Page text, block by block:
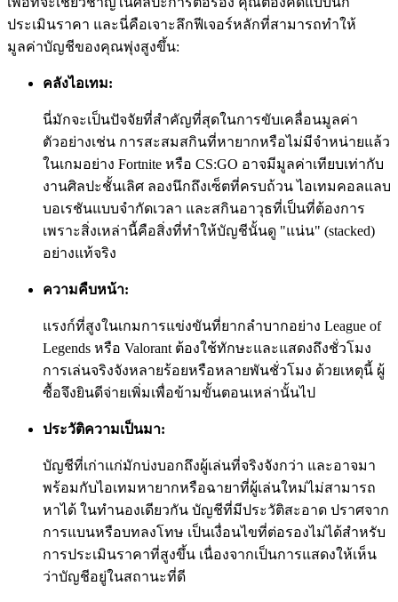
ประเมินราคา และนี่คือเจาะลึกฟีเจอร์หลักที่สามารถทำให้
มูลค่าบัญชีของคุณพุ่งสูงขึ้น:
คลังไอเทม:
นี่มักจะเป็นปัจจัยที่สำคัญที่สุดในการขับเคลื่อนมูลค่า
ตัวอย่างเช่น การสะสมสกินที่หายากหรือไม่มีจำหน่ายแล้ว
ในเกมอย่าง Fortnite หรือ CS:GO อาจมีมูลค่าเทียบเท่ากับ
งานศิลปะชั้นเลิศ ลองนึกถึงเซ็ตที่ครบถ้วน ไอเทมคอลแลบ
บอเรชันแบบจำกัดเวลา และสกินอาวุธที่เป็นที่ต้องการ
เพราะสิ่งเหล่านี้คือสิ่งที่ทำให้บัญชีนั้นดู "แน่น" (stacked)
อย่างแท้จริง
ความคืบหน้า:
แรงก์ที่สูงในเกมการแข่งขันที่ยากลำบากอย่าง League of
Legends หรือ Valorant ต้องใช้ทักษะและแสดงถึงชั่วโมง
การเล่นจริงจังหลายร้อยหรือหลายพันชั่วโมง ด้วยเหตุนี้ ผู้
ซื้อจึงยินดีจ่ายเพิ่มเพื่อข้ามขั้นตอนเหล่านั้นไป
ประวัติความเป็นมา:
บัญชีที่เก่าแก่มักบ่งบอกถึงผู้เล่นที่จริงจังกว่า และอาจมา
พร้อมกับไอเทมหายากหรือฉายาที่ผู้เล่นใหม่ไม่สามารถ
หาได้ ในทำนองเดียวกัน บัญชีที่มีประวัติสะอาด ปราศจาก
การแบนหรือบทลงโทษ เป็นเงื่อนไขที่ต่อรองไม่ได้สำหรับ
การประเมินราคาที่สูงขึ้น เนื่องจากเป็นการแสดงให้เห็น
ว่าบัญชีอยู่ในสถานะที่ดี